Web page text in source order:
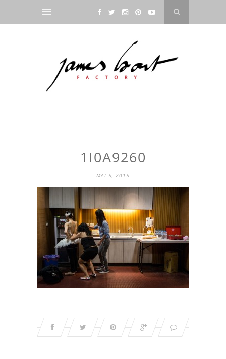
1I0A9260
MAI 5, 2015